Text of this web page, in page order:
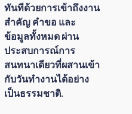
ทันทีด้วยการเข้าถึงงาน
สำคัญ คำขอ และ
ข้อมูลทั้งหมด ผ่าน
ประสบการณ์การ
สนทนาเดียวที่ผสานเข้า
กับวันทำงานได้อย่าง
เป็นธรรมชาติ.